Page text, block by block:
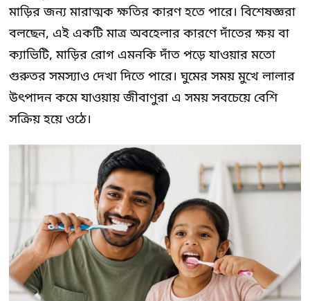
মাড়ির জন্য মারাত্মক ক্ষতির কারণ হতে পারে। বিশেষজ্ঞরা
বলছেন, এই একটি মাত্র অবহেলার কারণে দাঁতের ক্ষয় বা
ক্যাভিটি, মাড়ির রোগ এমনকি দাঁত পড়ে যাওয়ার মতো
গুরুতর সমস্যাও দেখা দিতে পারে। ঘুমের সময় মুখে লালার
উৎপাদন কমে যাওয়ায় জীবাণুরা এ সময় সবচেয়ে বেশি
সক্রিয় হয়ে ওঠে।